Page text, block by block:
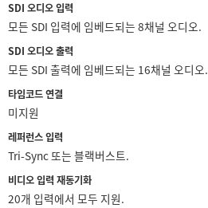
South Africa
Spain
Turkey
UAE
SDI 오디오 입력
모든 SDI 입력에 임베드되는 8채널 오디오.
SDI 오디오 출력
모든 SDI 출력에 임베드되는 16채널 오디오.
타임코드 연결
미지원
레퍼런스 입력
Tri-Sync 또는 블랙버스트.
비디오 입력 재동기화
20개 입력에서 모두 지원.